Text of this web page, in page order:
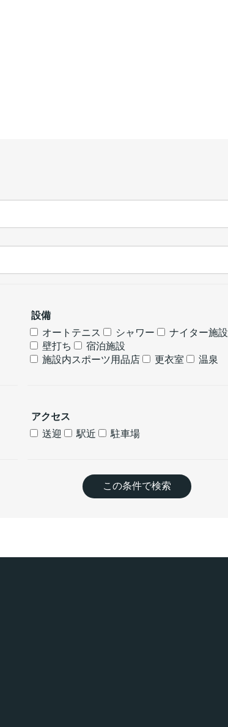
設備
オートテニス
シャワー
ナイター施設
壁打ち
宿泊施設
施設内スポーツ用品店
更衣室 温泉
アクセス
送迎
駅近 駐車場